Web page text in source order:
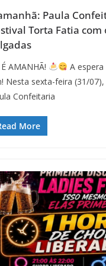
Paula
Torta Fatia com
É AMANHÃ!
A
Nesta sexta-feira (31/
Confeitaria
More